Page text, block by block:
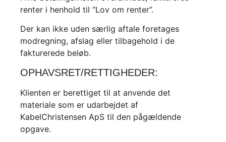
renter i henhold til “Lov om renter”.
Der kan ikke uden særlig aftale foretages
modregning, afslag eller tilbagehold i de
fakturerede beløb.
OPHAVSRET/RETTIGHEDER:
Klienten er berettiget til at anvende det
materiale som er udarbejdet af
KabelChristensen ApS til den pågældende
opgave.